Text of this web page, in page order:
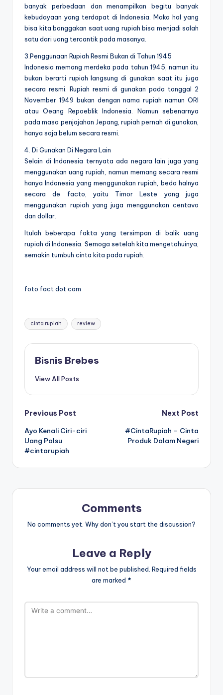
banyak perbedaan dan menampilkan begitu banyak
kebudayaan yang terdapat di Indonesia. Maka hal yang
bisa kita banggakan saat uang rupiah bisa menjadi salah
satu dari uang tercantik pada masanya.
3.Penggunaan Rupiah Resmi Bukan di Tahun 1945
Indonesia memang merdeka pada tahun 1945, namun itu
bukan berarti rupiah langsung di gunakan saat itu juga
secara resmi. Rupiah resmi di gunakan pada tanggal 2
November 1949 bukan dengan nama rupiah namun ORI
atau Oeang Repoeblik Indonesia. Namun sebenarnya
pada masa penjajahan Jepang, rupiah pernah di gunakan,
hanya saja belum secara resmi.
4. Di Gunakan Di Negara Lain
Selain di Indonesia ternyata ada negara lain juga yang
menggunakan uang rupiah, namun memang secara resmi
hanya Indonesia yang menggunakan rupiah, beda halnya
secara de facto, yaitu Timor Leste yang juga
menggunakan rupiah yang juga menggunakan centavo
dan dollar.
Itulah beberapa fakta yang tersimpan di balik uang
rupiah di Indonesia. Semoga setelah kita mengetahuinya,
semakin tumbuh cinta kita pada rupiah.
foto fact dot com
Tags:
cinta rupiah review
Bisnis Brebes
View All Posts
Post
navigation
Previous Post
Ayo Kenali Ciri-ciri
Uang Palsu
#cintarupiah
Next Post
#CintaRupiah – Cinta
Produk Dalam Negeri
Comments
No comments yet. Why don’t you start the discussion?
Leave a Reply
Your email address will not be published. Required fields
are marked *